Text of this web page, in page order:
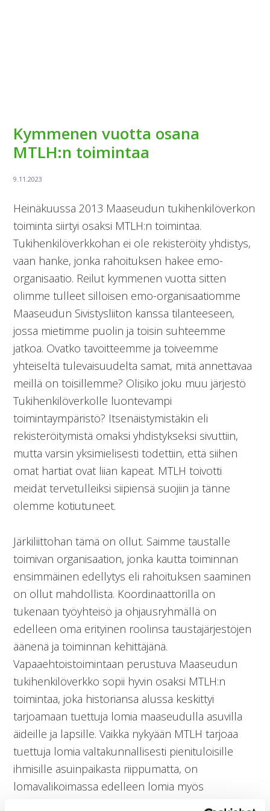
Kymmenen vuotta osana
MTLH:n toimintaa
Heinäkuussa 2013 Maaseudun tukihenkilöverkon
toiminta siirtyi osaksi MTLH:n toimintaa.
Tukihenkilöverkkohan ei ole rekisteröity yhdistys,
vaan hanke, jonka rahoituksen hakee emo-
organisaatio. Reilut kymmenen vuotta sitten
olimme tulleet silloisen emo-organisaatiomme
Maaseudun Sivistysliiton kanssa tilanteeseen,
jossa mietimme puolin ja toisin suhteemme
jatkoa. Ovatko tavoitteemme ja toiveemme
yhteiseltä tulevaisuudelta samat, mitä annettavaa
meillä on toisillemme? Olisiko joku muu järjestö
Tukihenkilöverkolle luontevampi
toimintaympäristö? Itsenäistymistäkin eli
rekisteröitymistä omaksi yhdistykseksi sivuttiin,
mutta varsin yksimielisesti todettiin, että siihen
omat hartiat ovat liian kapeat. MTLH toivotti
meidät tervetulleiksi siipiensä suojiin ja tänne
olemme kotiutuneet.
Järkiliittohan tämä on ollut. Saimme taustalle
toimivan organisaation, jonka kautta toiminnan
ensimmäinen edellytys eli rahoituksen saaminen
on ollut mahdollista. Koordinaattorilla on
tukenaan työyhteisö ja ohjausryhmällä on
edelleen oma erityinen roolinsa taustajärjestöjen
äänenä ja toiminnan kehittäjänä.
Vapaaehtoistoimintaan perustuva Maaseudun
tukihenkilöverkko sopii hyvin osaksi MTLH:n
toimintaa, joka historiansa alussa keskittyi
tarjoamaan tuettuja lomia maaseudulla asuvilla
äideille ja lapsille. Vaikka nykyään MTLH tarjoaa
tuettuja lomia valtakunnallisesti pienituloisille
ihmisille asuinpaikasta riippumatta, on
lomavalikoimassa edelleen lomia myös